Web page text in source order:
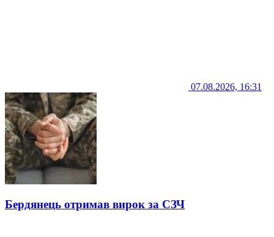
07.08.2026, 16:31
Бердянець отримав вирок за СЗЧ